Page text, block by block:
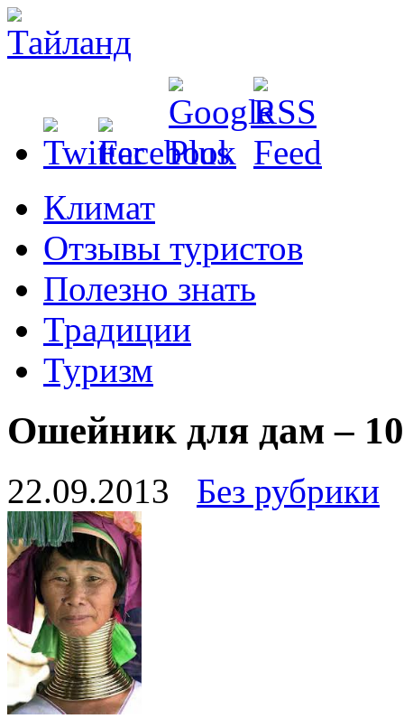
Климат
Отзывы туристов
Полезно знать
Традиции
Туризм
Oшейник для дам –
22.09.2013 Без рубрики